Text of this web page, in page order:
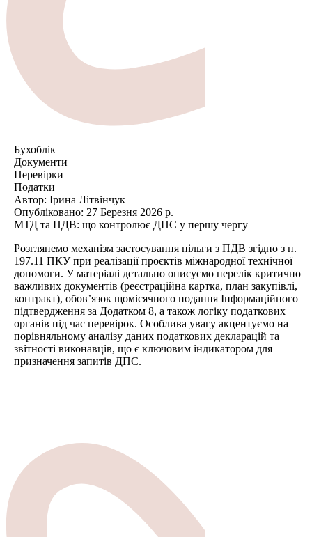
Бухоблік
Документи
Перевірки
Податки
Автор: Ірина Літвінчук
Опубліковано: 27 Березня 2026 р.
МТД та ПДВ: що контролює ДПС у першу чергу
Розглянемо механізм застосування пільги з ПДВ згідно з п.
197.11 ПКУ при реалізації проєктів міжнародної технічної
допомоги. У матеріалі детально описуємо перелік критично
важливих документів (реєстраційна картка, план закупівлі,
контракт), обов’язок щомісячного подання Інформаційного
підтвердження за Додатком 8, а також логіку податкових
органів під час перевірок. Особлива увагу акцентуємо на
порівняльному аналізу даних податкових декларацій та
звітності виконавців, що є ключовим індикатором для
призначення запитів ДПС.